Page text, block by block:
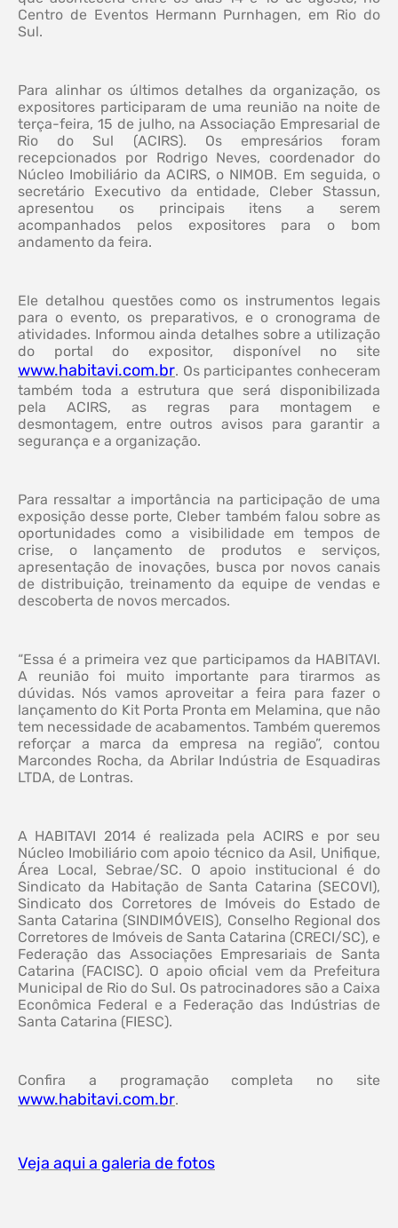
Centro de Eventos Hermann Purnhagen, em Rio do
Sul.
Para alinhar os últimos detalhes da organização, os
expositores participaram de uma reunião na noite de
terça-feira, 15 de julho, na Associação Empresarial de
Rio do Sul (ACIRS). Os empresários foram
recepcionados por Rodrigo Neves, coordenador do
Núcleo Imobiliário da ACIRS, o NIMOB. Em seguida, o
secretário Executivo da entidade, Cleber Stassun,
apresentou os principais itens a serem
acompanhados pelos expositores para o bom
andamento da feira.
Ele detalhou questões como os instrumentos legais
para o evento, os preparativos, e o cronograma de
atividades. Informou ainda detalhes sobre a utilização
do portal do expositor, disponível no site
www.habitavi.com.br. Os participantes conheceram
também toda a estrutura que será disponibilizada
pela ACIRS, as regras para montagem e
desmontagem, entre outros avisos para garantir a
segurança e a organização.
Para ressaltar a importância na participação de uma
exposição desse porte, Cleber também falou sobre as
oportunidades como a visibilidade em tempos de
crise, o lançamento de produtos e serviços,
apresentação de inovações, busca por novos canais
de distribuição, treinamento da equipe de vendas e
descoberta de novos mercados.
“Essa é a primeira vez que participamos da HABITAVI.
A reunião foi muito importante para tirarmos as
dúvidas. Nós vamos aproveitar a feira para fazer o
lançamento do Kit Porta Pronta em Melamina, que não
tem necessidade de acabamentos. Também queremos
reforçar a marca da empresa na região”, contou
Marcondes Rocha, da Abrilar Indústria de Esquadiras
LTDA, de Lontras.
A HABITAVI 2014 é realizada pela ACIRS e por seu
Núcleo Imobiliário com apoio técnico da Asil, Unifique,
Área Local, Sebrae/SC. O apoio institucional é do
Sindicato da Habitação de Santa Catarina (SECOVI),
Sindicato dos Corretores de Imóveis do Estado de
Santa Catarina (SINDIMÓVEIS), Conselho Regional dos
Corretores de Imóveis de Santa Catarina (CRECI/SC), e
Federação das Associações Empresariais de Santa
Catarina (FACISC). O apoio oficial vem da Prefeitura
Municipal de Rio do Sul. Os patrocinadores são a Caixa
Econômica Federal e a Federação das Indústrias de
Santa Catarina (FIESC).
Confira a programação completa no site
www.habitavi.com.br.
Veja aqui a galeria de fotos